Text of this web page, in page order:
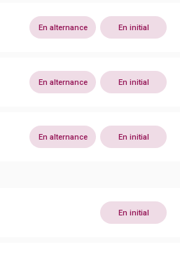
En alternance En initial
En alternance En initial
En alternance En initial
En initial